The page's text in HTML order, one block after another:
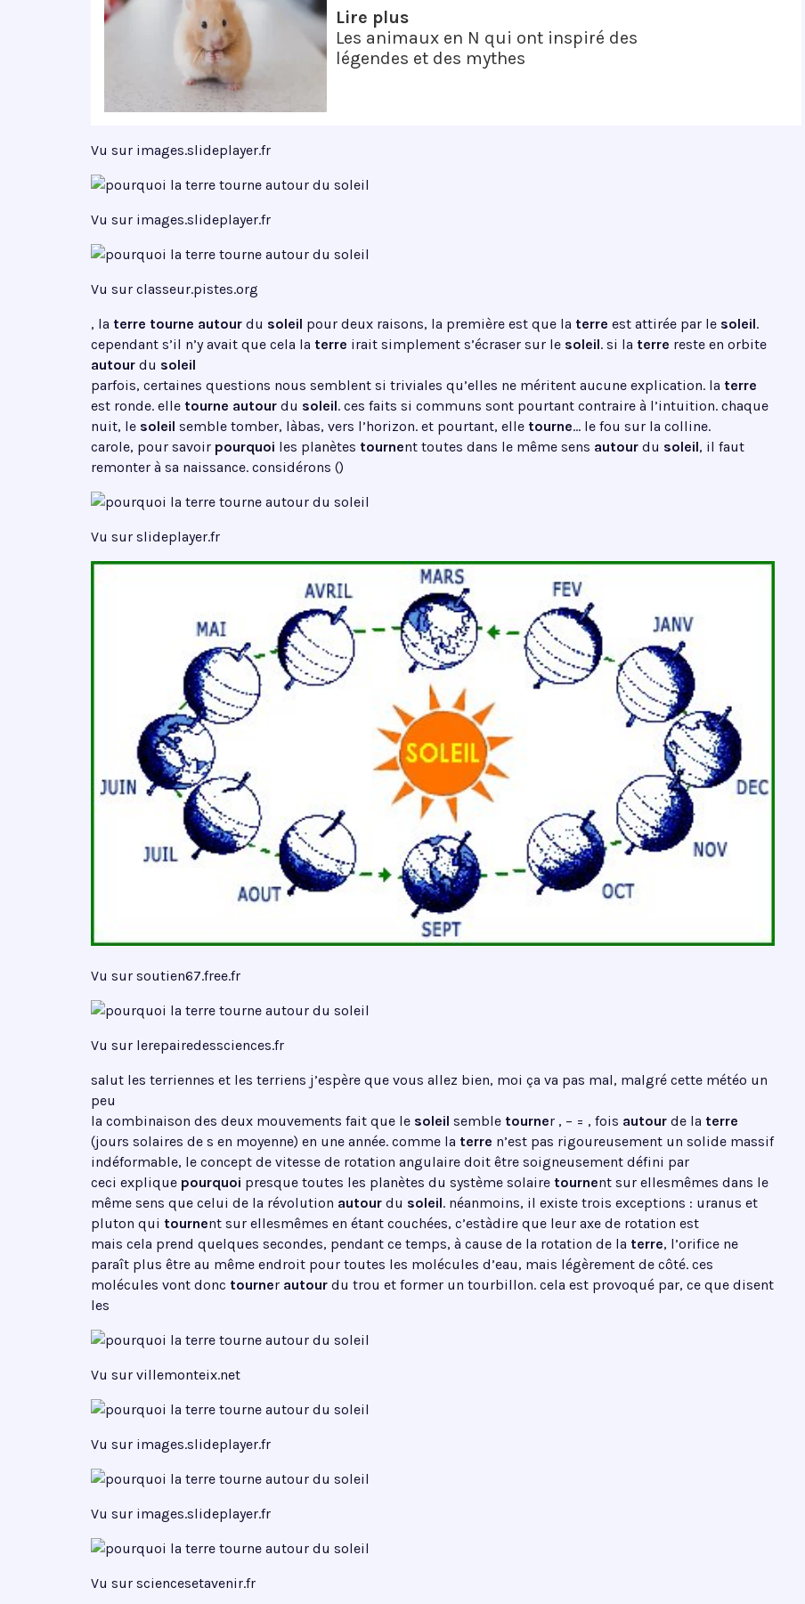
Lire plus
Les animaux en N qui ont inspiré des
légendes et des mythes
Vu sur images.slideplayer.fr
Vu sur images.slideplayer.fr
Vu sur classeur.pistes.org
, la terre tourne autour du soleil pour deux raisons, la première est que la terre est attirée par le soleil.
cependant s’il n’y avait que cela la terre irait simplement s’écraser sur le soleil. si la terre reste en orbite
autour du soleil
parfois, certaines questions nous semblent si triviales qu’elles ne méritent aucune explication. la terre
est ronde. elle tourne autour du soleil. ces faits si communs sont pourtant contraire à l’intuition. chaque
nuit, le soleil semble tomber, làbas, vers l’horizon. et pourtant, elle tourne… le fou sur la colline.
carole, pour savoir pourquoi les planètes tournent toutes dans le même sens autour du soleil, il faut
remonter à sa naissance. considérons ()
Vu sur slideplayer.fr
Vu sur soutien67.free.fr
Vu sur lerepairedessciences.fr
salut les terriennes et les terriens j’espère que vous allez bien, moi ça va pas mal, malgré cette météo un
peu
la combinaison des deux mouvements fait que le soleil semble tourner , − = , fois autour de la terre
(jours solaires de s en moyenne) en une année. comme la terre n’est pas rigoureusement un solide massif
indéformable, le concept de vitesse de rotation angulaire doit être soigneusement défini par
ceci explique pourquoi presque toutes les planètes du système solaire tournent sur ellesmêmes dans le
même sens que celui de la révolution autour du soleil. néanmoins, il existe trois exceptions : uranus et
pluton qui tournent sur ellesmêmes en étant couchées, c’estàdire que leur axe de rotation est
mais cela prend quelques secondes, pendant ce temps, à cause de la rotation de la terre, l’orifice ne
paraît plus être au même endroit pour toutes les molécules d’eau, mais légèrement de côté. ces
molécules vont donc tourner autour du trou et former un tourbillon. cela est provoqué par, ce que disent
les
Vu sur villemonteix.net
Vu sur images.slideplayer.fr
Vu sur images.slideplayer.fr
Vu sur sciencesetavenir.fr